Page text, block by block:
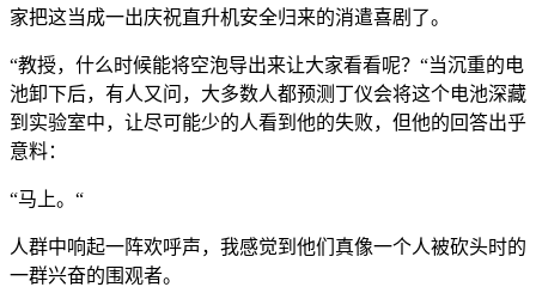
家把这当成一出庆祝直升机安全归来的消遣喜剧了。
“教授，什么时候能将空泡导出来让大家看看呢？“当沉重的电
池卸下后，有人又问，大多数人都预测丁仪会将这个电池深藏
到实验室中，让尽可能少的人看到他的失败，但他的回答出乎
意料：
“马上。“
人群中响起一阵欢呼声，我感觉到他们真像一个人被砍头时的
一群兴奋的围观者。